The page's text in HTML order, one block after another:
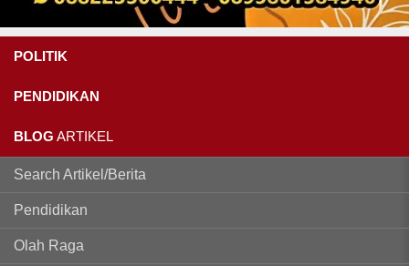
POLITIK
PENDIDIKAN
BLOG ARTIKEL
Search Artikel/Berita
Pendidikan
Olah Raga